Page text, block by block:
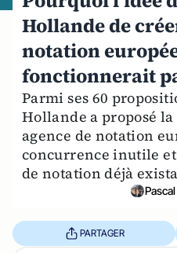
Hollande de
notation
fonctionnerait
Parmi ses 60
Hollande a proposé
agence de notation
concurrence inutile
de notation déjà
PARTAGER